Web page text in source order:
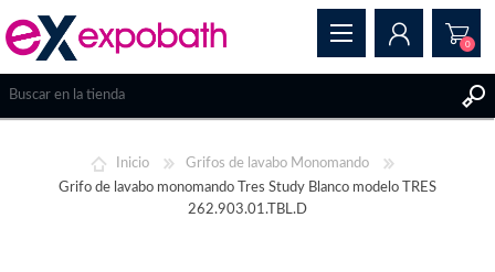
INICIAR SESIÓN
0
Inicio
Grifos de lavabo Monomando
Grifo de lavabo monomando Tres Study Blanco modelo TRES
262.903.01.TBL.D